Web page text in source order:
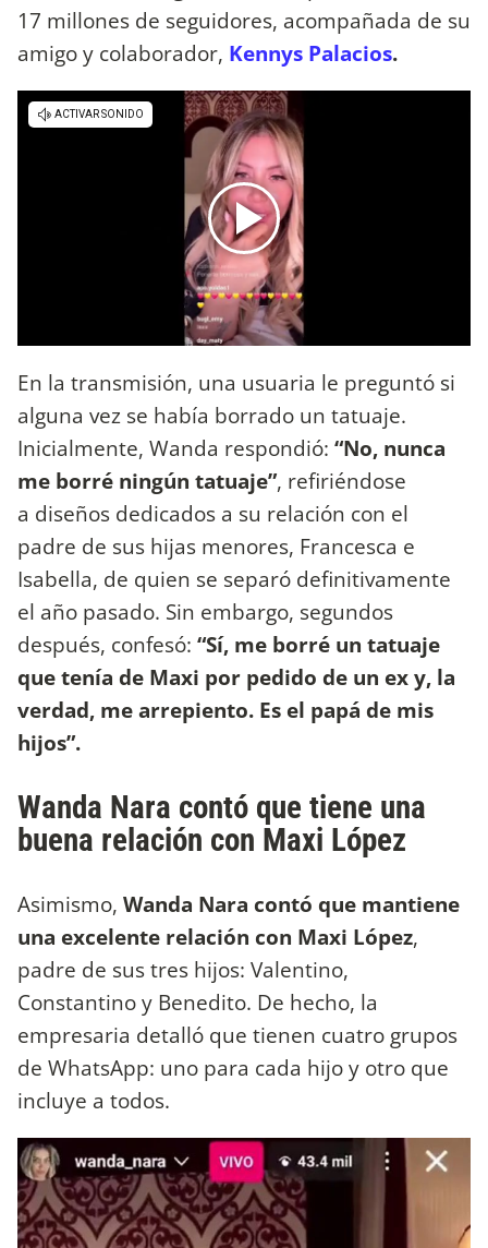
17 millones de seguidores, acompañada de su
amigo y colaborador, Kennys Palacios.
En la transmisión, una usuaria le preguntó si
alguna vez se había borrado un tatuaje.
Inicialmente, Wanda respondió: “No, nunca
me borré ningún tatuaje”, refiriéndose
a diseños dedicados a su relación con el
padre de sus hijas menores, Francesca e
Isabella, de quien se separó definitivamente
el año pasado. Sin embargo, segundos
después, confesó: “Sí, me borré un tatuaje
que tenía de Maxi por pedido de un ex y, la
verdad, me arrepiento. Es el papá de mis
hijos”.
Wanda Nara contó que tiene una
buena relación con Maxi López
Asimismo, Wanda Nara contó que mantiene
una excelente relación con Maxi López,
padre de sus tres hijos: Valentino,
Constantino y Benedito. De hecho, la
empresaria detalló que tienen cuatro grupos
de WhatsApp: uno para cada hijo y otro que
incluye a todos.